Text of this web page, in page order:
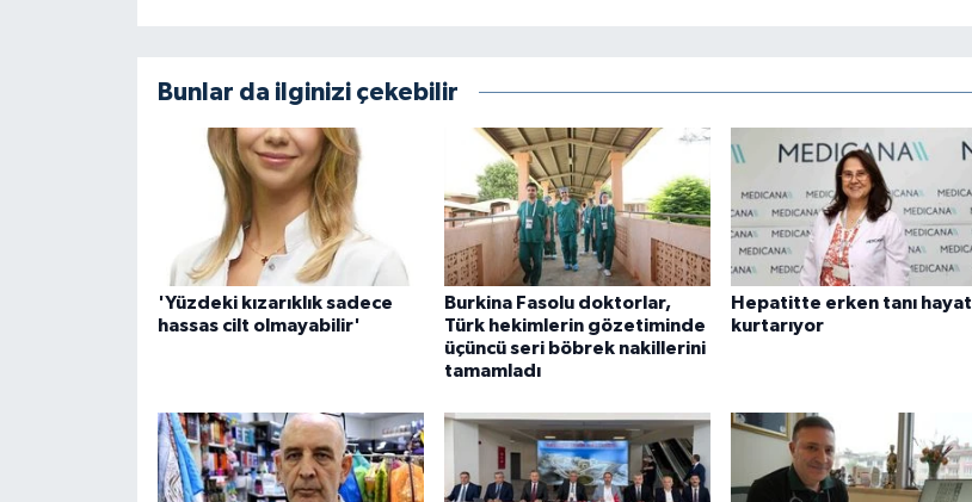
Bunlar da ilginizi çekebilir
'Yüzdeki kızarıklık sadece
hassas cilt olmayabilir'
Burkina Fasolu doktorlar,
Türk hekimlerin gözetiminde
üçüncü seri böbrek nakillerini
tamamladı
Hepatitte erken tanı hayat
kurtarıyor